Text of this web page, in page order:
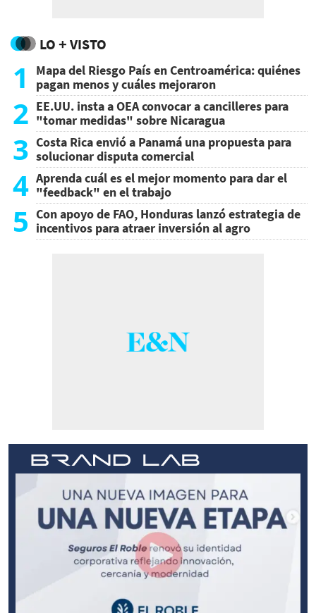
LO + VISTO
1
Mapa del Riesgo País en Centroamérica: quiénes
pagan menos y cuáles mejoraron
2 EE.UU. insta a OEA convocar a cancilleres para
"tomar medidas" sobre Nicaragua
3 Costa Rica envió a Panamá una propuesta para
solucionar disputa comercial
4 Aprenda cuál es el mejor momento para dar el
"feedback" en el trabajo
5 Con apoyo de FAO, Honduras lanzó estrategia de
incentivos para atraer inversión al agro